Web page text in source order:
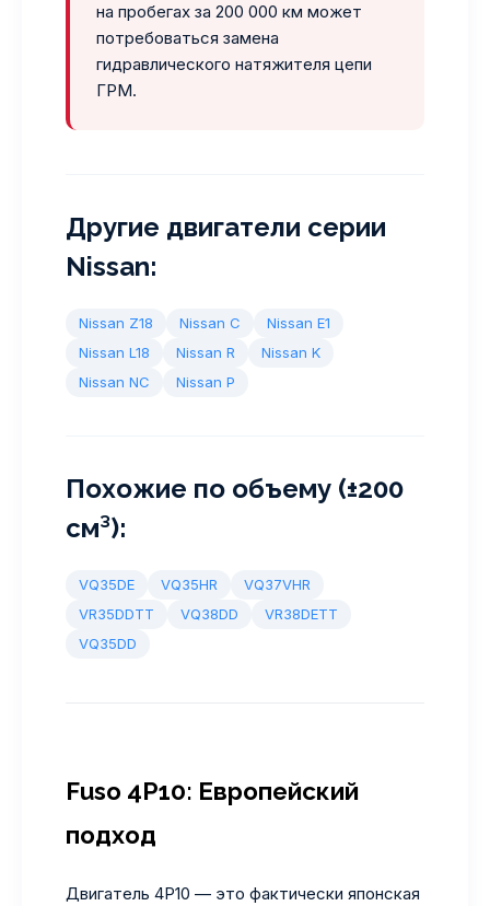
на пробегах за 200 000 км может
потребоваться замена
гидравлического натяжителя цепи
ГРМ.
Другие двигатели серии
Nissan:
Nissan Z18 Nissan C
Nissan E1
Nissan L18
Nissan R
Nissan K
Nissan NC
Nissan P
Похожие по объему (±200
см³):
VQ35DE VQ35HR
VQ37VHR
VR35DDTT
VQ38DD
VR38DETT
VQ35DD
Fuso 4P10: Европейский
подход
Двигатель 4P10 — это фактически японская